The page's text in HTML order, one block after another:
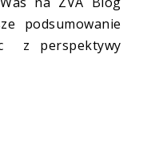
podsumowanie
z perspektywy